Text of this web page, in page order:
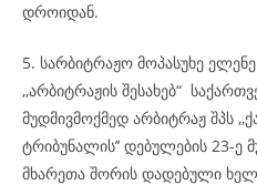
დროიდან.
5. სარბიტრაჟო მოპასუხე
,,არბიტრაჟის შესახებ“
მუდმივმოქმედ არბიტრაჟ შპს
ტრიბუნალის’’ დებულების 23-ე
მხარეთა შორის დადებული